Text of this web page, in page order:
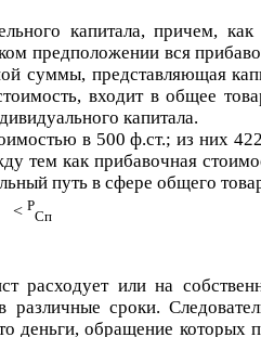
капитала, причем,
вся
суммы, представляющая
входит в общее
капитала.
в 500 ф.ст.; из них
тем как прибавочная
путь в сфере общего
< Р
Сп
расходует или на
сроки.
деньги, обращение